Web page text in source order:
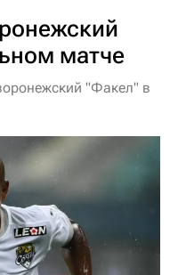
матче
"Факел" в